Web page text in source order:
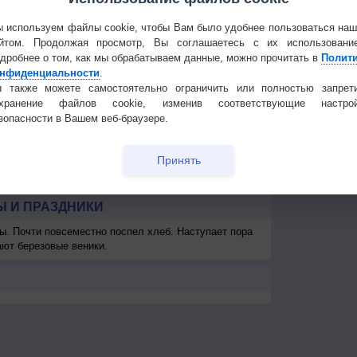
>10 км
-
3-6
9
>10 км
-
3-6
>10 км
-
3-6
7
>10 км
-
5-9
<7
>10 км
-
5-9
>10 км
-
5-9
>10 км
-
>10 км
-
И ПРАЗДНИКИ
Почти повсеместно поспел хлеб. Наступает пора
березовые веники.
Гостевая
используем файлы cookie, чтобы Вам было удобнее пользоваться
Продолжая просмотр, Вы соглашаетесь с их
о том, как мы обрабатываем данные, можно прочитать в
также можете самостоятельно ограничить или полностью
файлов cookie, изменив соответствующие
в Вашем веб-браузере.
Принять